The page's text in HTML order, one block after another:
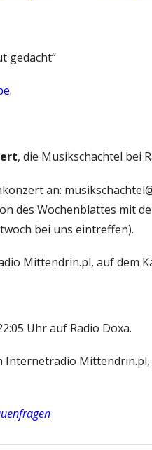
gedacht“
.
, die Musikschachtel bei
an:
des Wochenblattes mit
bei uns eintreffen).
Mittendrin.pl, auf dem
Uhr auf Radio Doxa.
Internetradio Mittendrin.pl,